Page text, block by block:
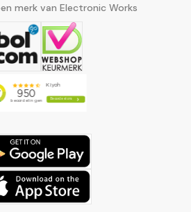
merk van Electronic Works